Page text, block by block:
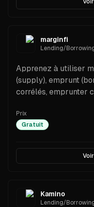
marginfi
Lending/
Apprenez à utiliser
(supply), emprunt
corrélés, emprunter
builders.
Prix
Gratuit
Kamino
Lending/